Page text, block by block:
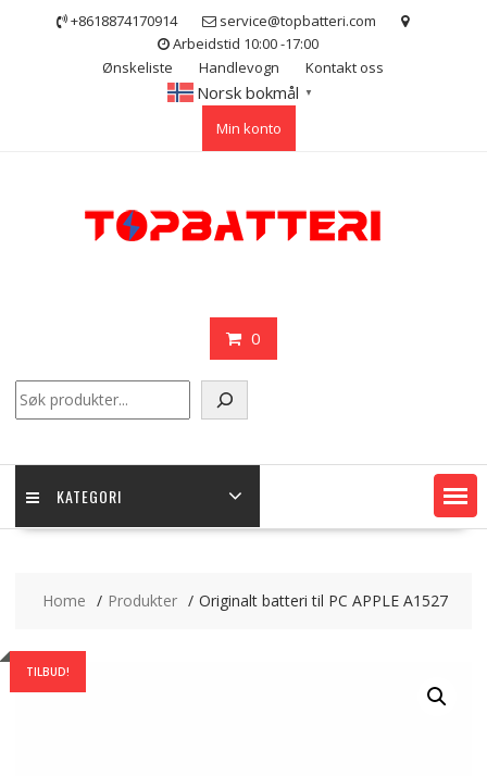
+8618874170914
service@topbatteri.com
Arbeidstid 10:00 -17:00
Ønskeliste
Handlevogn Kontakt oss
Norsk bokmål ▼
Min konto
0
KATEGORI
Home Produkter Originalt batteri til PC APPLE A1527
TILBUD!